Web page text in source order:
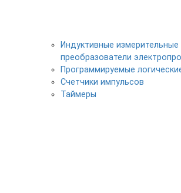
Индуктивные измерительные
преобразователи
Программируемые
Счетчики импульсов
Таймеры